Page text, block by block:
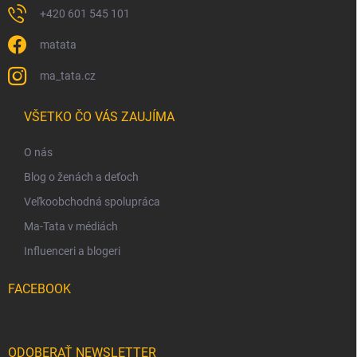
+420 601 545 101
matata
ma_tata.cz
VŠETKO ČO VÁS ZAUJÍMA
O nás
Blog o ženách a deťoch
Veľkoobchodná spolupráca
Ma-Tata v médiách
Influenceri a blogeri
FACEBOOK
ODOBERAŤ NEWSLETTER